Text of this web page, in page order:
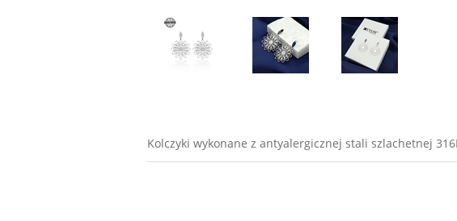
Kolczyki wykonane z antyalergicznej stali szlachetnej